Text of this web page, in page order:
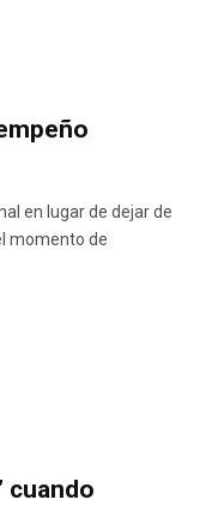
en lugar de dejar de
momento de
cuando